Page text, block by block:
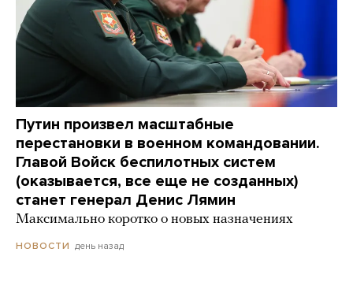
Путин произвел масштабные
перестановки в военном командовании.
Главой Войск беспилотных систем
(оказывается, все еще не созданных)
станет генерал Денис Лямин
Максимально коротко о новых назначениях
НОВОСТИ день назад